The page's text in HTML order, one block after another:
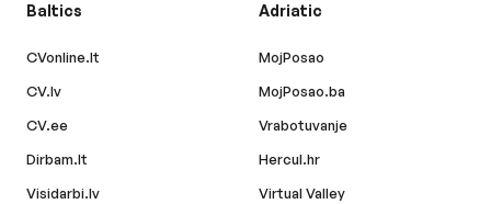
Baltics
CVonline.lt
CV.lv
CV.ee
Dirbam.lt
Visidarbi.lv
Adriatic
MojPosao
MojPosao.ba
Vrabotuvanje
Hercul.hr
Virtual Valley